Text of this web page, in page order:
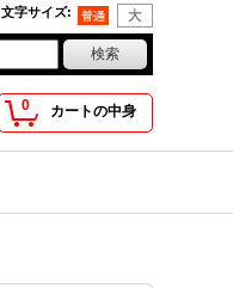
文字サイズ:
0 カートの中身